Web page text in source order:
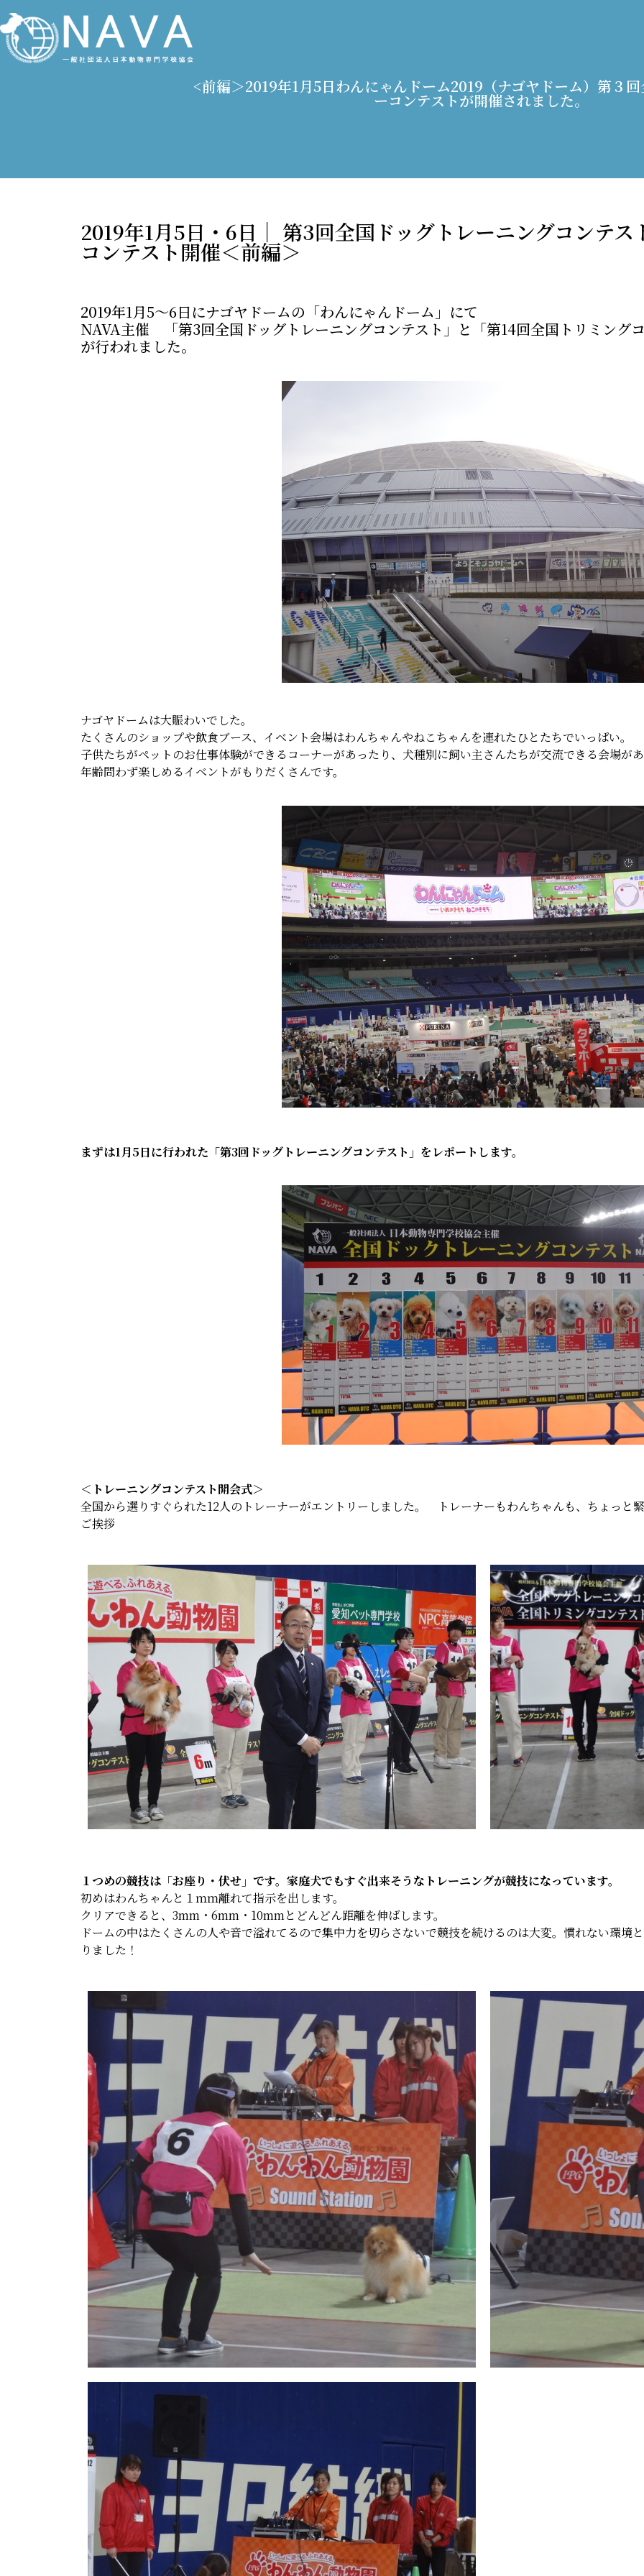
<前編＞2019年1月5日わんにゃんドーム2019（ナゴヤドーム）第３
ーコンテストが開催されました。
2019年1月5日・6日｜ 第3回全国ドッグトレーニングコンテ
コンテスト開催＜前編＞
2019年1月5～6日にナゴヤドームの「わんにゃんドーム」にて
NAVA主催 「第3回全国ドッグトレーニングコンテスト」と「第14回全国トリミング
が行われました。
ナゴヤドームは大賑わいでした。
たくさんのショップや飲食ブース、イベント会場はわんちゃんやねこちゃんを連れたひとたちでいっぱい。
子供たちがペットのお仕事体験ができるコーナーがあったり、犬種別に飼い主さんたちが交流できる会場が
年齢問わず楽しめるイベントがもりだくさんです。
まずは1月5日に行われた「第3回ドッグトレーニングコンテスト」をレポートします。
＜トレーニングコンテスト開会式＞
全国から選りすぐられた12人のトレーナーがエントリーしました。 トレーナーもわんちゃんも、ちょっ
ご挨拶
１つめの競技は「お座り・伏せ」です。家庭犬でもすぐ出来そうなトレーニングが競技になっています。
初めはわんちゃんと１ｍｍ離れて指示を出します。
クリアできると、3mm・6mm・10mmとどんどん距離を伸ばします。
ドームの中はたくさんの人や音で溢れてるので集中力を切らさないで競技を続けるのは大変。慣れない環境
りました！